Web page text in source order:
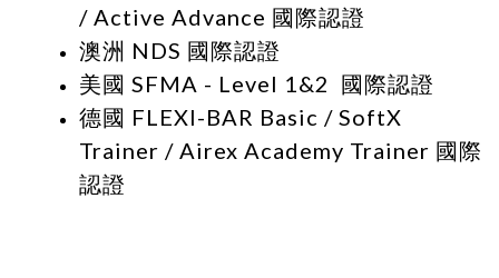
/ Active Advance 國際認證
澳洲 NDS 國際認證
美國 SFMA - Level 1&2 國際認證
德國 FLEXI-BAR Basic / SoftX
Trainer / Airex Academy Trainer 國際
認證